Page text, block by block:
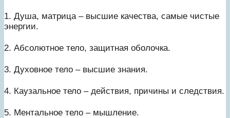
1. Душа, матрица – высшие качества, самые чистые
энергии.
2. Абсолютное тело, защитная оболочка.
3. Духовное тело – высшие знания.
4. Каузальное тело – действия, причины и следствия.
5. Ментальное тело – мышление.